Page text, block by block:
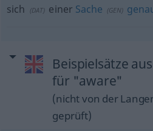
sich (DAT) einer Sache (GEN)
Beispielsätze
für "aware"
(nicht von der
geprüft)